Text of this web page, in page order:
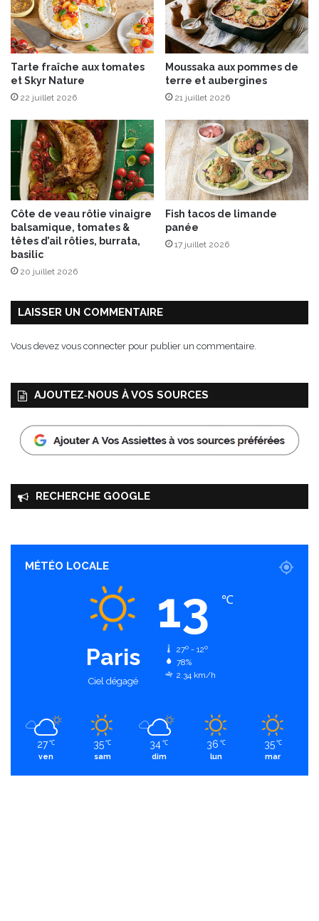
k
e
s
a
u
x
É
n
s
L
a
r
u
e
r
i
s
e
s
e
l
i
c
Tarte fraîche aux tomates
et Skyr Nature
22 juillet 2026
Moussaka aux pommes de
terre et aubergines
21 juillet 2026
Côte de veau rôtie vinaigre
balsamique, tomates &
têtes d’ail rôties, burrata,
basilic
20 juillet 2026
Fish tacos de limande
panée
17 juillet 2026
LAISSER UN COMMENTAIRE
Vous devez vous connecter pour publier un commentaire.
AJOUTEZ‑NOUS À VOS SOURCES
RECHERCHE GOOGLE
MÉTÉO LOCALE
Paris
Ciel dégagé
13 ℃
27º - 12º
78%
2.34 km/h
27 ℃
ven
35 ℃
sam
34 ℃
dim
36 ℃
lun
35 ℃
mar